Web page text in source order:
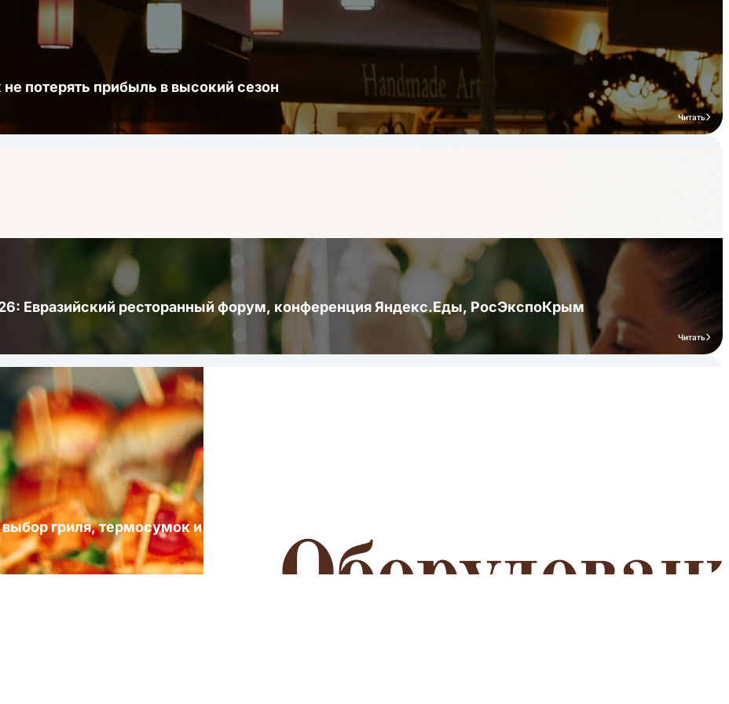
потерять прибыль в высокий сезон
Читать
Евразийский ресторанный форум, конференция Яндекс.Еды, РосЭкспоКрым
Читать
выбор гриля, термосумок и посуды для выездных мероприятий